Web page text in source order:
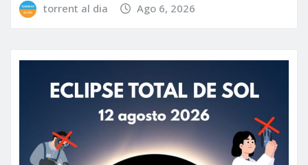
torrent al dia Ago 6, 2026